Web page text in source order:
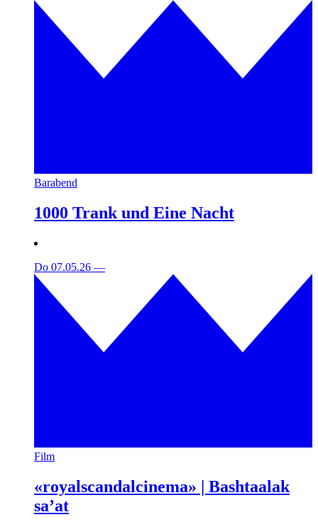
Barabend
1000 Trank und Eine Nacht
Do 07.05.26 —
Film
«royalscandalcinema» | Bashtaalak
sa’at